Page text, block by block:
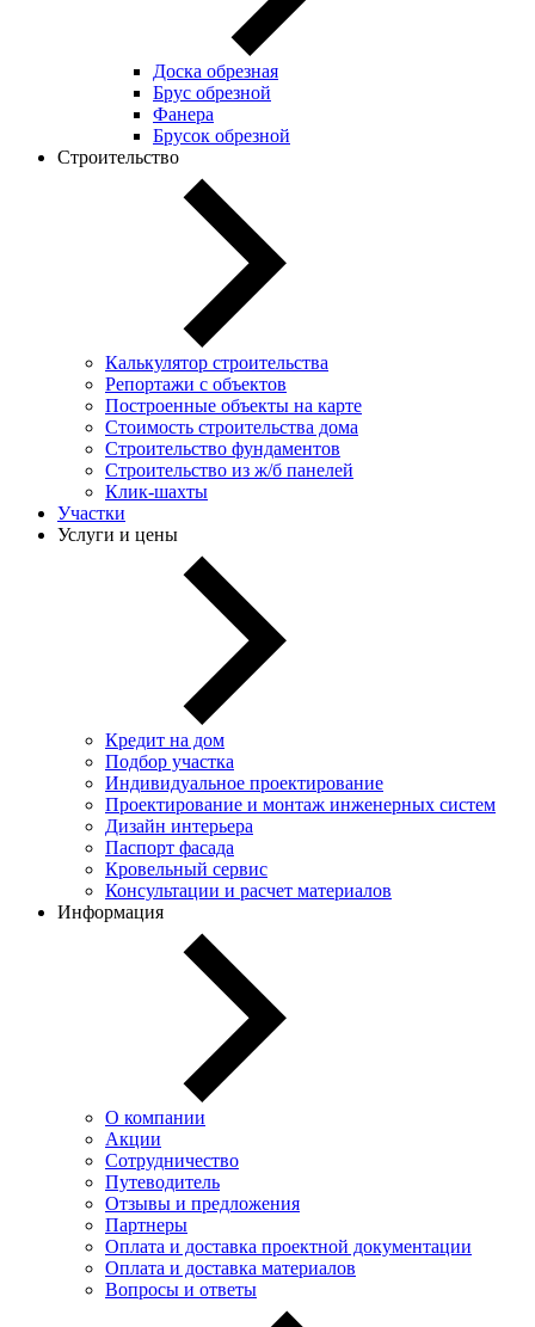
Доска обрезная
Брус обрезной
Фанера
Брусок обрезной
Строительство
Калькулятор строительства
Репортажи с объектов
Построенные объекты на карте
Стоимость строительства дома
Строительство фундаментов
Строительство из ж/б панелей
Клик-шахты
Участки
Услуги и цены
Кредит на дом
Подбор участка
Индивидуальное проектирование
Проектирование и монтаж инженерных систем
Дизайн интерьера
Паспорт фасада
Кровельный сервис
Консультации и расчет материалов
Информация
О компании
Акции
Сотрудничество
Путеводитель
Отзывы и предложения
Партнеры
Оплата и доставка проектной документации
Оплата и доставка материалов
Вопросы и ответы